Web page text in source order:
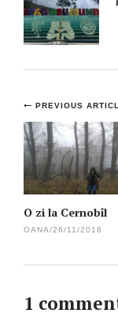
Post
PREVIOUS
O zi la Cernobîl
OANA/26/11/2018
1